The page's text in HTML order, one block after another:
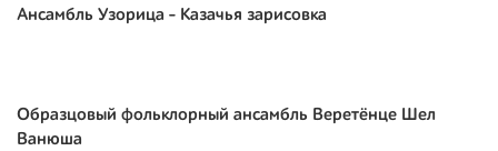
Ансамбль Узорица - Казачья зарисовка
Образцовый фольклорный ансамбль Веретёнце Шел
Ванюша